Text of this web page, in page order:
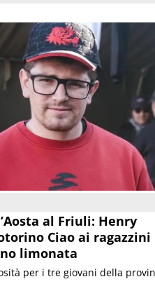
al Friuli: Henry
Ciao ai ragazzini
limonata
per i tre giovani della